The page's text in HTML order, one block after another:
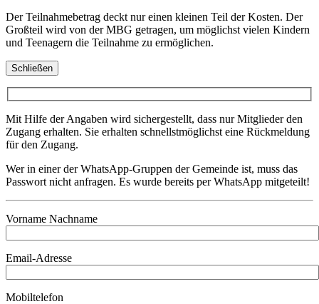
Der Teilnahmebetrag deckt nur einen kleinen Teil der Kosten. Der
Großteil wird von der MBG getragen, um möglichst vielen Kindern
und Teenagern die Teilnahme zu ermöglichen.
Schließen
Mit Hilfe der Angaben wird sichergestellt, dass nur Mitglieder den
Zugang erhalten. Sie erhalten schnellstmöglichst eine Rückmeldung
für den Zugang.
Wer in einer der WhatsApp-Gruppen der Gemeinde ist, muss das
Passwort nicht anfragen. Es wurde bereits per WhatsApp mitgeteilt!
Vorname Nachname
Email-Adresse
Mobiltelefon